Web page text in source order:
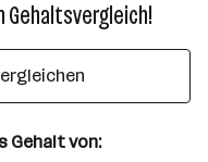
Gehaltsvergleich!
Gehalt von: